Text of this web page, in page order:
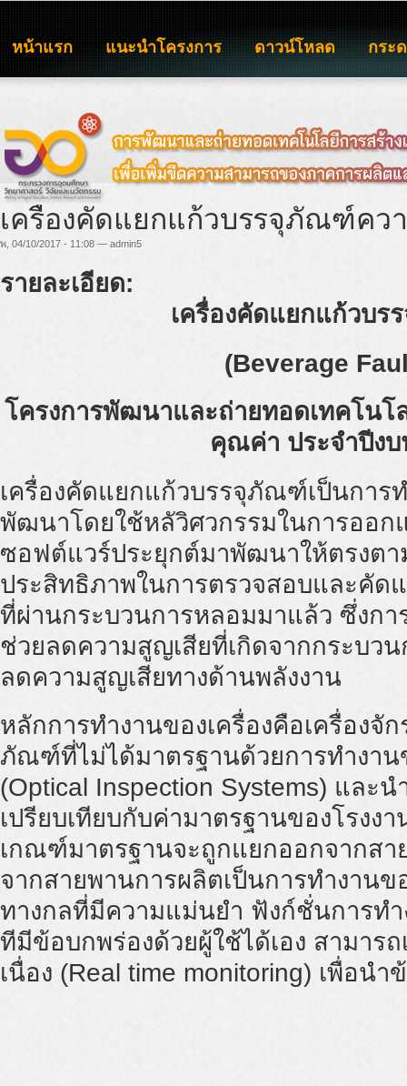
หน้าแรก แนะนำโครงการ ดาวน์โหลด กระ
เครื่องคัดแยกแก้วบรรจุภัณฑ์ควา
พ, 04/10/2017 - 11:08 — admin5
รายละเอียด:
เครื่องคัดแยกแก้วบร
(Beverage
โครงการพัฒนาและถ่ายทอดเทคโนโ
คุณค่า ประจำปีง
เครื่องคัดแยกแก้วบรรจุภัณฑ์เป็นการ
พัฒนาโดยใช้หลัวิศวกรรมในการออ
ซอฟต์แวร์ประยุกต์มาพัฒนาให้ตรงตา
ประสิทธิภาพในการตรวจสอบและคั
ที่ผ่านกระบวนการหลอมมาแล้ว ซึ่งก
ช่วยลดความสูญเสียที่เกิดจากกระบว
ลดความสูญเสียทางด้านพลังงาน
หลักการทำงานของเครื่องคือเครื่องจั
ภัณฑ์ที่ไม่ได้มาตรฐานด้วยการทำงาน
(Optical Inspection Systems) และ
เปรียบเทียบกับค่ามาตรฐานของโรง
เกณฑ์มาตรฐานจะถูกแยกออกจากส
จากสายพานการผลิตเป็นการทำงาน
ทางกลที่มีความแม่นยำ ฟังก์ชั่นการท
ทีมีข้อบกพร่องด้วยผู้ใช้ได้เอง สามา
เนื่อง (Real time monitoring) เพื่อน